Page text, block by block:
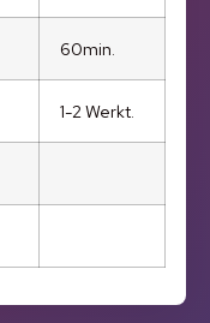
60min.
1-2 Werkt.